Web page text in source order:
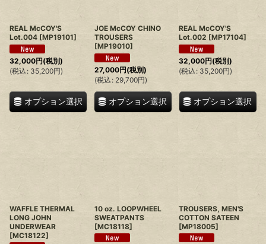
REAL McCOY'S
Lot.004 [MP19101]
32,000円(税別)
(税込 : 35,200円)
オプション選択
JOE McCOY CHINO
TROUSERS
[MP19010]
27,000円(税別)
(税込 : 29,700円)
オプション選択
REAL McCOY'S
Lot.002 [MP17104]
32,000円(税別)
(税込 : 35,200円)
オプション選択
WAFFLE THERMAL
LONG JOHN
UNDERWEAR
[MC18122]
10 oz. LOOPWHEEL
SWEATPANTS
[MC18118]
TROUSERS, MEN'S
COTTON SATEEN
[MP18005]